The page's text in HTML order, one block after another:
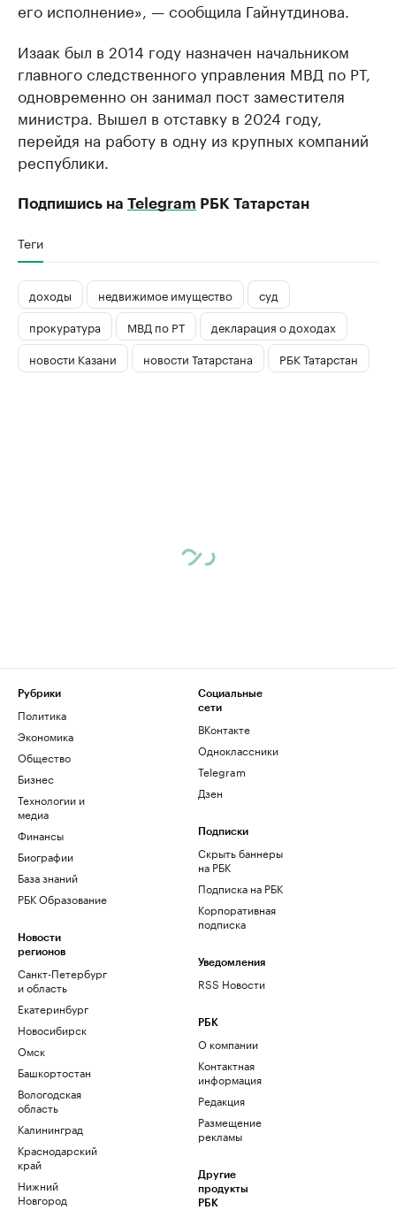
его исполнение», — сообщила Гайнутдинова.
Изаак был в 2014 году назначен начальником
главного следственного управления МВД по РТ,
одновременно он занимал пост заместителя
министра. Вышел в отставку в 2024 году,
перейдя на работу в одну из крупных компаний
республики.
Подпишись на Telegram РБК Татарстан
Теги
доходы недвижимое имущество
суд
прокуратура
МВД по РТ
декларация о доходах
новости Казани
новости Татарстана РБК Татарстан
Рубрики
Политика
Экономика
Общество
Бизнес
Технологии и
медиа
Финансы
Биографии
База знаний
РБК Образование
Новости
регионов
Санкт-Петербург
и область
Екатеринбург
Новосибирск
Омск
Башкортостан
Вологодская
область
Калининград
Краснодарский
край
Нижний
Новгород
Социальные
сети
ВКонтакте
Одноклассники
Telegram
Дзен
Подписки
Скрыть баннеры
на РБК
Подписка на РБК
Корпоративная
подписка
Уведомления
RSS Новости
РБК
О компании
Контактная
информация
Редакция
Размещение
рекламы
Другие
продукты
РБК